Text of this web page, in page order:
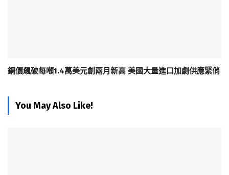
銅價飆破每噸1.4萬美元創兩月新高 美國大量進口加劇供應緊俏
You May Also Like!